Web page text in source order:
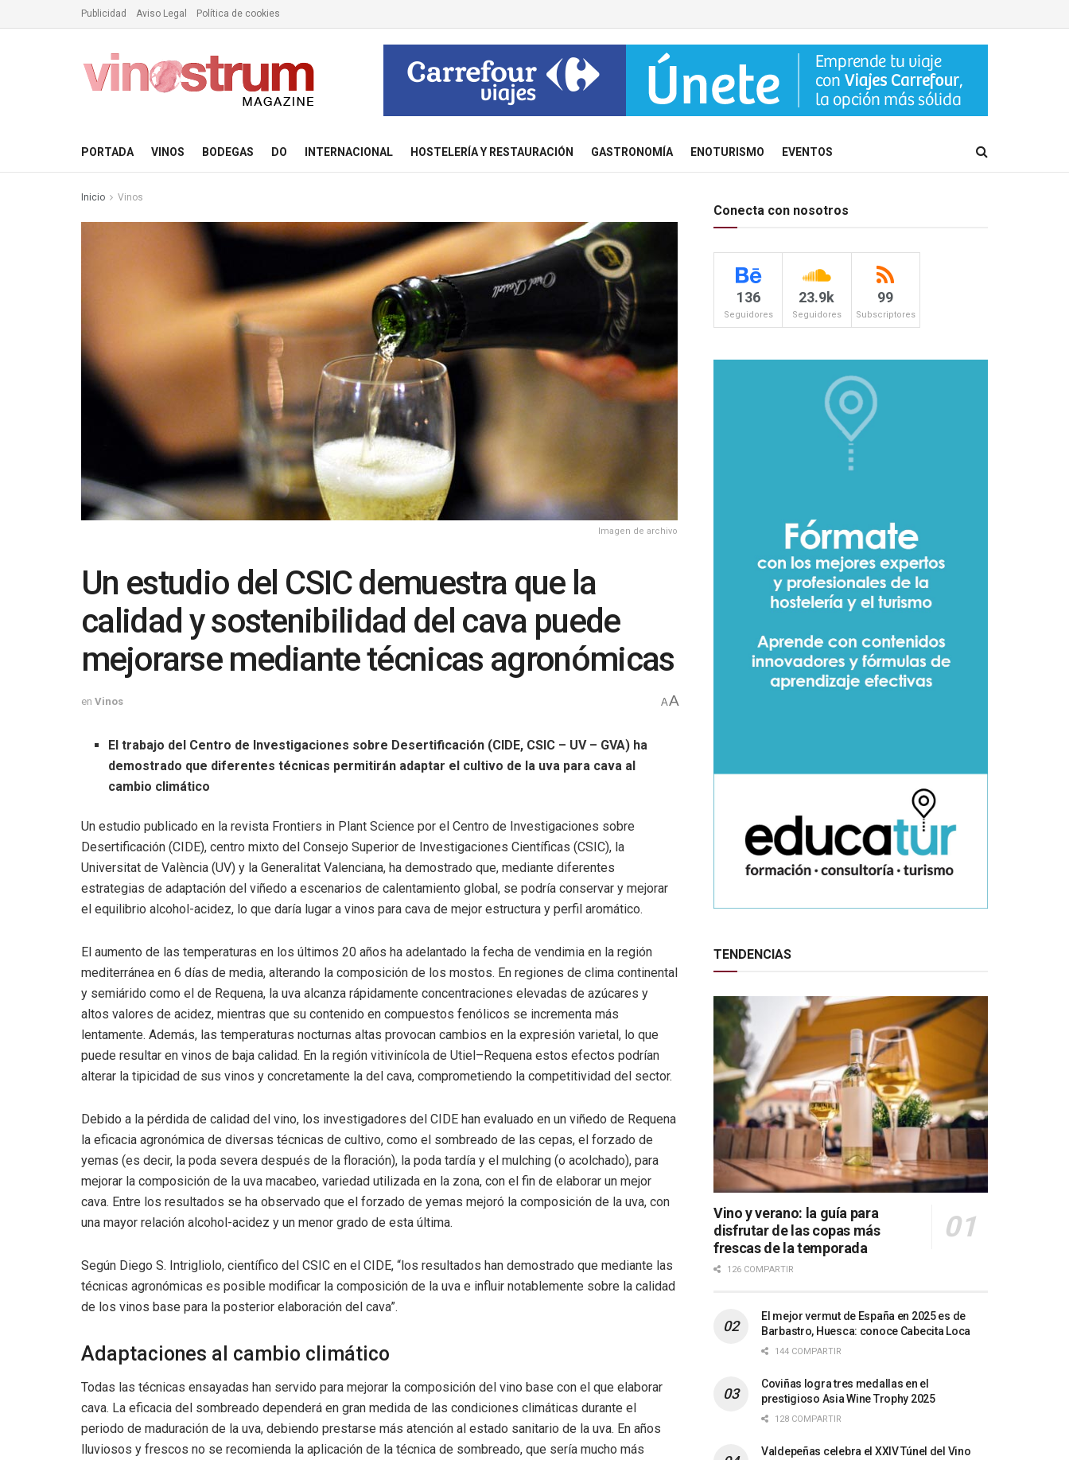
Publicidad Aviso Legal Política de cookies
PORTADA VINOS BODEGAS DO INTERNACIONAL HOSTELERÍA Y RESTAURACIÓN GASTRONOMÍA ENOTURISMO EVENTOS
Inicio Vinos
Imagen de archivo
Un estudio del CSIC demuestra que la
calidad y sostenibilidad del cava puede
mejorarse mediante técnicas agronómicas
en Vinos AA
El trabajo del Centro de Investigaciones sobre Desertificación (CIDE, CSIC – UV – GVA) ha
demostrado que diferentes técnicas permitirán adaptar el cultivo de la uva para cava al
cambio climático
Un estudio publicado en la revista Frontiers in Plant Science por el Centro de Investigaciones sobre
Desertificación (CIDE), centro mixto del Consejo Superior de Investigaciones Científicas (CSIC), la
Universitat de València (UV) y la Generalitat Valenciana, ha demostrado que, mediante diferentes
estrategias de adaptación del viñedo a escenarios de calentamiento global, se podría conservar y mejorar
el equilibrio alcohol-acidez, lo que daría lugar a vinos para cava de mejor estructura y perfil aromático.
El aumento de las temperaturas en los últimos 20 años ha adelantado la fecha de vendimia en la región
mediterránea en 6 días de media, alterando la composición de los mostos. En regiones de clima continental
y semiárido como el de Requena, la uva alcanza rápidamente concentraciones elevadas de azúcares y
altos valores de acidez, mientras que su contenido en compuestos fenólicos se incrementa más
lentamente. Además, las temperaturas nocturnas altas provocan cambios en la expresión varietal, lo que
puede resultar en vinos de baja calidad. En la región vitivinícola de Utiel–Requena estos efectos podrían
alterar la tipicidad de sus vinos y concretamente la del cava, comprometiendo la competitividad del sector.
Debido a la pérdida de calidad del vino, los investigadores del CIDE han evaluado en un viñedo de Requena
la eficacia agronómica de diversas técnicas de cultivo, como el sombreado de las cepas, el forzado de
yemas (es decir, la poda severa después de la floración), la poda tardía y el mulching (o acolchado), para
mejorar la composición de la uva macabeo, variedad utilizada en la zona, con el fin de elaborar un mejor
cava. Entre los resultados se ha observado que el forzado de yemas mejoró la composición de la uva, con
una mayor relación alcohol-acidez y un menor grado de esta última.
Según Diego S. Intrigliolo, científico del CSIC en el CIDE, “los resultados han demostrado que mediante las
técnicas agronómicas es posible modificar la composición de la uva e influir notablemente sobre la calidad
de los vinos base para la posterior elaboración del cava”.
Adaptaciones al cambio climático
Todas las técnicas ensayadas han servido para mejorar la composición del vino base con el que elaborar
cava. La eficacia del sombreado dependerá en gran medida de las condiciones climáticas durante el
periodo de maduración de la uva, debiendo prestarse más atención al estado sanitario de la uva. En años
lluviosos y frescos no se recomienda la aplicación de la técnica de sombreado, que sería mucho más
Conecta con nosotros
136
Seguidores
23.9k
Seguidores
99
Subscriptores
TENDENCIAS
Vino y verano: la guía para
disfrutar de las copas más
frescas de la temporada
126 COMPARTIR
El mejor vermut de España en 2025 es de
Barbastro, Huesca: conoce Cabecita Loca
144 COMPARTIR
Coviñas logra tres medallas en el
prestigioso Asia Wine Trophy 2025
128 COMPARTIR
Valdepeñas celebra el XXIV Túnel del Vino